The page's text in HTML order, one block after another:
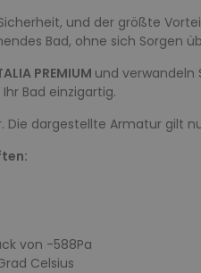
und der größte
Bad, ohne sich Sorgen
PREMIUM und verwandeln
Bad einzigartig.
Die dargestellte Armatur gilt
von -588Pa
Celsius